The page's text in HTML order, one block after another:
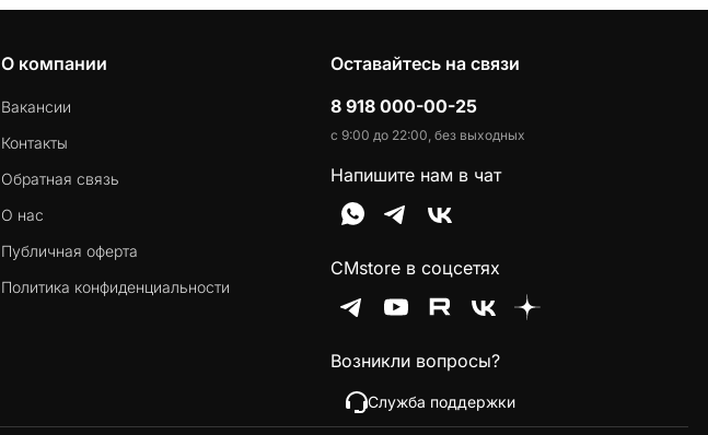
О компании
Вакансии
Контакты
Обратная связь
О нас
Публичная оферта
Политика конфиденциальности
Оставайтесь на связи
8 918 000-00-25
с 9:00 до 22:00, без выходных
Напишите нам в чат
CMstore в соцсетях
Возникли вопросы?
Служба поддержки